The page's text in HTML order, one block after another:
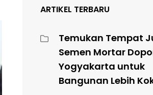
ARTIKEL TERBARU
Temukan Tempat
Semen Mortar
Yogyakarta untuk
Bangunan Lebih